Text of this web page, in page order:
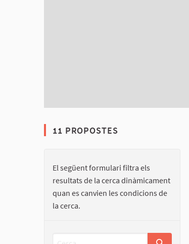
11 PROPOSTES
El següent formulari filtra els
resultats de la cerca dinàmicament
quan es canvien les condicions de
la cerca.